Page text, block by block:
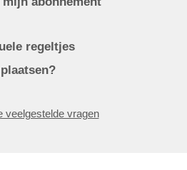
regeltjes
veelgestelde vragen